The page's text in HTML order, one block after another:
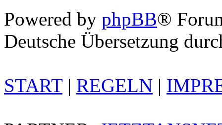
Powered by phpBB®
Deutsche Übersetzung
START| REGELN |